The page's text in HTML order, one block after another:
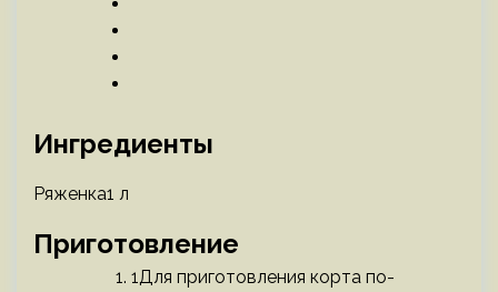
Ингредиенты
Ряженка1 л
Приготовление
1Для приготовления корта по-